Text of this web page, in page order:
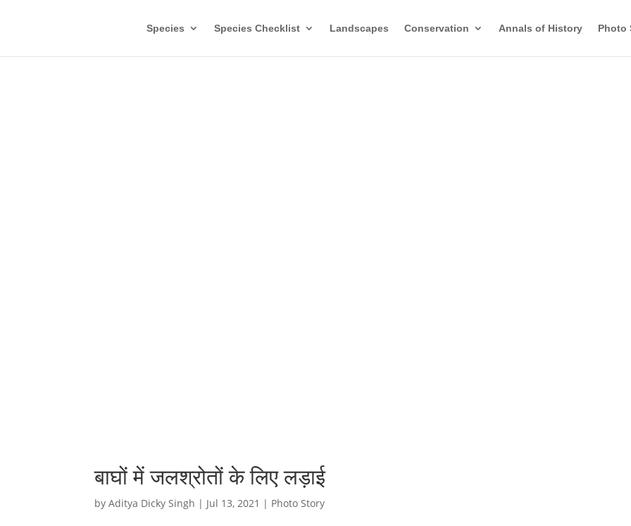
Species Species Checklist Landscapes Conservation Annals of History Photo
बाघों में जलश्रोतों के लिए लड़ाई
byAditya Dicky Singh | Jul 13, 2021 | Photo Story